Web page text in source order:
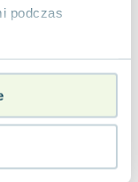
podczas
czas w Szkole
dnia uczniowie
Na dachu bu...